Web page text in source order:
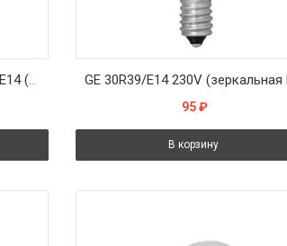
DECOR FLICKER CA32 3W CL E14 (230V) FOTON_LIGHTING - лампа мерцающий огонь d=32 l=104
95 ₽
В корзину